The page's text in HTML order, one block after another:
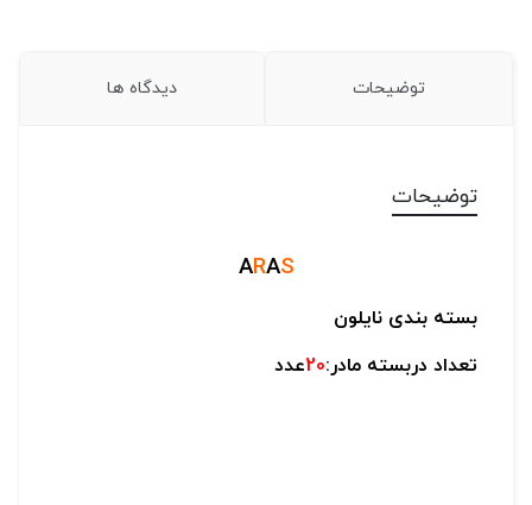
توضیحات دیدگاه ها
توضیحات
ARAS
بسته بندی نایلون
تعداد دربسته مادر:20عدد